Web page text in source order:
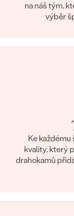
na náš tým,
výběr
Ke
kvality, který
drahokamů